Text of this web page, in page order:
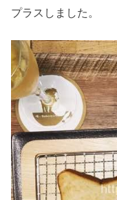
プラスしました。